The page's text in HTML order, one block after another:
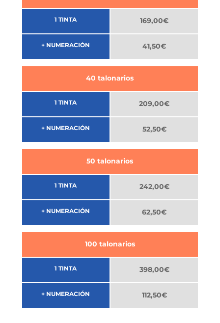
1 TINTA
+ NUMERACIÓN
169,00€
41,50€
1 TINTA
+ NUMERACIÓN
40 talonarios
209,00€
52,50€
1 TINTA
+ NUMERACIÓN
50 talonarios
242,00€
62,50€
1 TINTA
+ NUMERACIÓN
100 talonarios
398,00€
112,50€